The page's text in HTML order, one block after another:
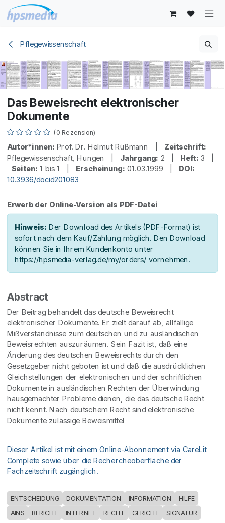
Zum Inhalt springen
Pflegewissenschaft
Das Beweisrecht elektronischer
Dokumente
(0 Rezension)
Autor*innen: Prof. Dr. Helmut Rüßmann | Zeitschrift:
Pflegewissenschaft, Hungen | Jahrgang: 2 | Heft: 3 |
Seiten: 1 bis 1 | Erscheinung: 01.03.1999 | DOI:
10.3936/docid201083
Erwerb der Online-Version als PDF-Datei
Hinweis: Der Download des Artikels (PDF-Format) ist
sofort nach dem Kauf/Zahlung möglich. Den Download
können Sie in Ihrem Kundenkonto unter
https://hpsmedia-verlag.de/my/orders/ vornehmen.
Abstract
Der Beitrag behandelt das deutsche Beweisrecht
elektronischer Dokumente. Er zielt darauf ab, allfällige
Mißverständnisse zum deutschen und zu ausländischen
Beweisrechten auszuräumen. Sein Fazit ist, daß eine
Änderung des deutschen Beweisrechts durch den
Gesetzgeber nicht geboten ist und daß die ausdrücklichen
Gleichstellungen der elektronischen und der schriftlichen
Dokumente in ausländischen Rechten der Überwindung
hausgemachter Probleme dienen, die das deutsche Recht
nicht kennt. Nach deutschem Recht sind elektronische
Dokumente zulässige Beweismittel
Dieser Artikel ist mit einem Online-Abonnement via CareLit
Complete sowie über die Rechercheoberfläche der
Fachzeitschrift zugänglich.
ENTSCHEIDUNG DOKUMENTATION INFORMATION HILFE
AINS BERICHT INTERNET RECHT GERICHT SIGNATUR